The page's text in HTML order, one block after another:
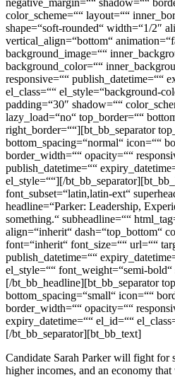
color_scheme=““ layout=““
shape=“soft-rounded“ width=“1/2″
vertical_align=“bottom“
background_image=““
background_color=““
responsive=““ publish_datetime=““
el_class=““ el_style=“background-
padding=“30″ shadow=““
lazy_load=“no“ top_border=““
right_border=““][bt_bb_separator
bottom_spacing=“normal“ icon=““
border_width=““ opacity=““
publish_datetime=““
el_style=““][/
font_subset=“latin,latin-ext“
headline=“Parker: Leadership,
something.“ subheadline=““
align=“inherit“ dash=“top_bottom“
font=“inherit“ font_size=““ url=““
publish_datetime=““
el_style=““ font_weight=“semi-
[/bt_bb_headline][bt_bb_separator
bottom_spacing=“small“ icon=““
border_width=““ opacity=““
expiry_datetime=““ el_id=““
[/bt_bb_separator][bt_bb_text]
Candidate Sarah Parker will fight for
higher incomes, and an economy